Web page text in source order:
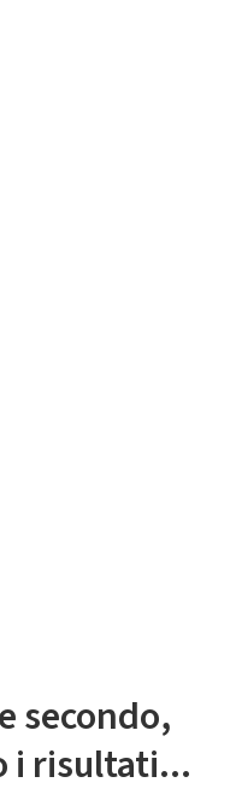
secondo,
i risultati...